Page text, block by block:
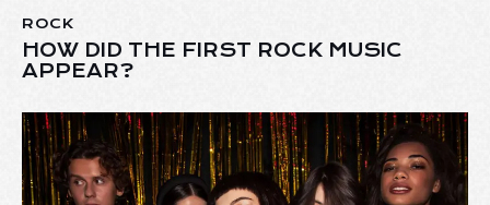
ROCK
HOW DID THE FIRST ROCK MUSIC
APPEAR?